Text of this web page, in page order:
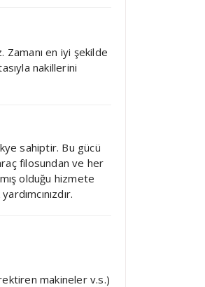
Zamanı en iyi şekilde
nakillerini
sahiptir. Bu gücü
filosundan ve her
olduğu hizmete
makineler v.s.)